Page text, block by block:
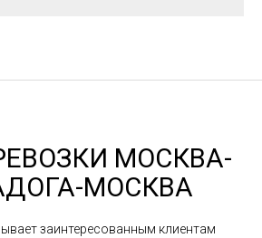
МОСКВА-
МОСКВА
заинтересованным клиентам